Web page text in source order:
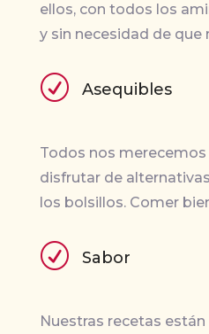
ellos, con todos los
y sin necesidad de que
R Asequibles
Todos nos
disfrutar de
los bolsillos. Comer
R Sabor
Nuestras recetas